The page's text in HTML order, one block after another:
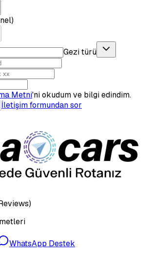
Gezi türü
Metni'ni okudum ve bilgi edindim.
İletişim formundan sor
WhatsApp Destek